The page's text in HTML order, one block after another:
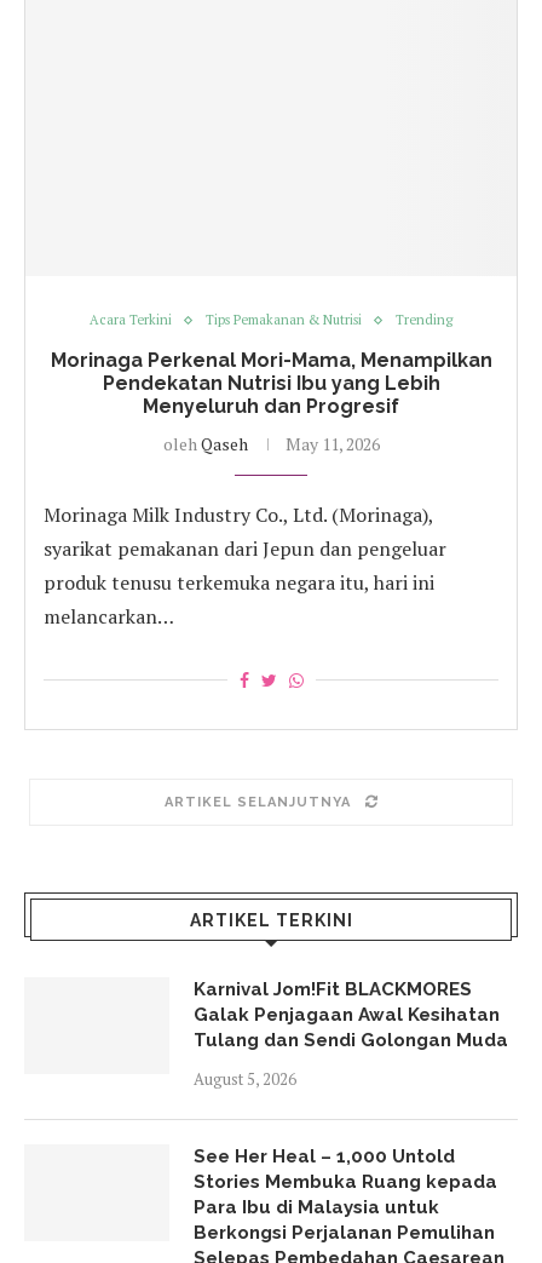
Acara Terkini Tips Pemakanan & Nutrisi Trending
Morinaga Perkenal Mori-Mama, Menampilkan
Pendekatan Nutrisi Ibu yang Lebih
Menyeluruh dan Progresif
olehQaseh May 11, 2026
Morinaga Milk Industry Co., Ltd. (Morinaga),
syarikat pemakanan dari Jepun dan pengeluar
produk tenusu terkemuka negara itu, hari ini
melancarkan…
ARTIKEL SELANJUTNYA
ARTIKEL TERKINI
Karnival Jom!Fit BLACKMORES
Galak Penjagaan Awal Kesihatan
Tulang dan Sendi Golongan Muda
August 5, 2026
See Her Heal – 1,000 Untold
Stories Membuka Ruang kepada
Para Ibu di Malaysia untuk
Berkongsi Perjalanan Pemulihan
Selepas Pembedahan Caesarean